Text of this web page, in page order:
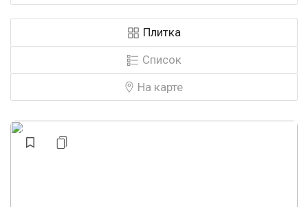
Плитка
Список
На карте